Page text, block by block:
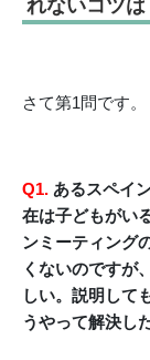
れないコツは
さて第1問です。
Q1. あるスペイ
在は子どもがい
ンミーティング
くないのですが
しい。説明して
うやって解決し